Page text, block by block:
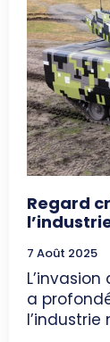
Regard
7 Août 2025
L’invasion
a
l’industrie